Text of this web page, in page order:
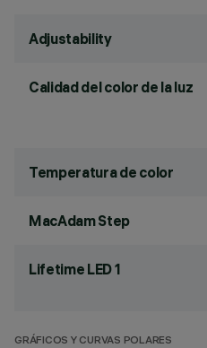
Adjustability
Calidad del color de la luz
Temperatura de color
MacAdam Step
Lifetime LED 1
GRÁFICOS Y CURVAS POLARES